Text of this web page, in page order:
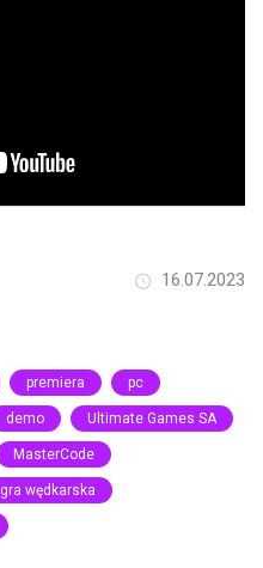
16.07.2023
premiera pc
demo Ultimate Games SA
MasterCode
gra wędkarska